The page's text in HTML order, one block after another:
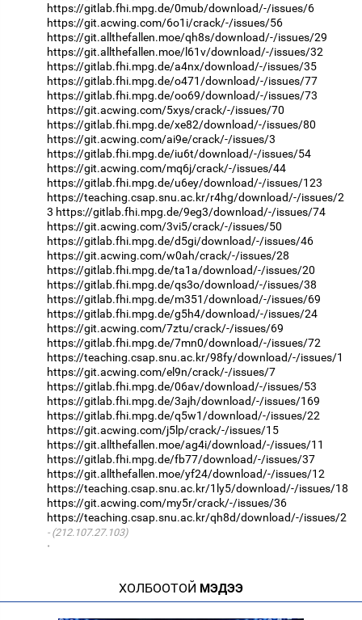
https://gitlab.fhi.mpg.de/0mub/download/-/issues/6
https://git.acwing.com/6o1i/crack/-/issues/56
https://git.allthefallen.moe/qh8s/download/-/issues/29
https://git.allthefallen.moe/l61v/download/-/issues/32
https://gitlab.fhi.mpg.de/a4nx/download/-/issues/35
https://gitlab.fhi.mpg.de/o471/download/-/issues/77
https://gitlab.fhi.mpg.de/oo69/download/-/issues/73
https://git.acwing.com/5xys/crack/-/issues/70
https://gitlab.fhi.mpg.de/xe82/download/-/issues/80
https://git.acwing.com/ai9e/crack/-/issues/3
https://gitlab.fhi.mpg.de/iu6t/download/-/issues/54
https://git.acwing.com/mq6j/crack/-/issues/44
https://gitlab.fhi.mpg.de/u6ey/download/-/issues/123
https://teaching.csap.snu.ac.kr/r4hg/download/-/issues/2
3 https://gitlab.fhi.mpg.de/9eg3/download/-/issues/74
https://git.acwing.com/3vi5/crack/-/issues/50
https://gitlab.fhi.mpg.de/d5gi/download/-/issues/46
https://git.acwing.com/w0ah/crack/-/issues/28
https://gitlab.fhi.mpg.de/ta1a/download/-/issues/20
https://gitlab.fhi.mpg.de/qs3o/download/-/issues/38
https://gitlab.fhi.mpg.de/m351/download/-/issues/69
https://gitlab.fhi.mpg.de/g5h4/download/-/issues/24
https://git.acwing.com/7ztu/crack/-/issues/69
https://gitlab.fhi.mpg.de/7mn0/download/-/issues/72
https://teaching.csap.snu.ac.kr/98fy/download/-/issues/1
https://git.acwing.com/el9n/crack/-/issues/7
https://gitlab.fhi.mpg.de/06av/download/-/issues/53
https://gitlab.fhi.mpg.de/3ajh/download/-/issues/169
https://gitlab.fhi.mpg.de/q5w1/download/-/issues/22
https://git.acwing.com/j5lp/crack/-/issues/15
https://git.allthefallen.moe/ag4i/download/-/issues/11
https://gitlab.fhi.mpg.de/fb77/download/-/issues/37
https://git.allthefallen.moe/yf24/download/-/issues/12
https://teaching.csap.snu.ac.kr/1ly5/download/-/issues/18
https://git.acwing.com/my5r/crack/-/issues/36
https://teaching.csap.snu.ac.kr/qh8d/download/-/issues/2
(212.107.27.103)
·
ХОЛБООТОЙ МЭДЭЭ